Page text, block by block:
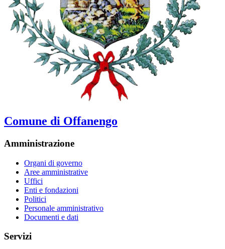
Comune di Offanengo
Amministrazione
Organi di governo
Aree amministrative
Uffici
Enti e fondazioni
Politici
Personale amministrativo
Documenti e dati
Servizi